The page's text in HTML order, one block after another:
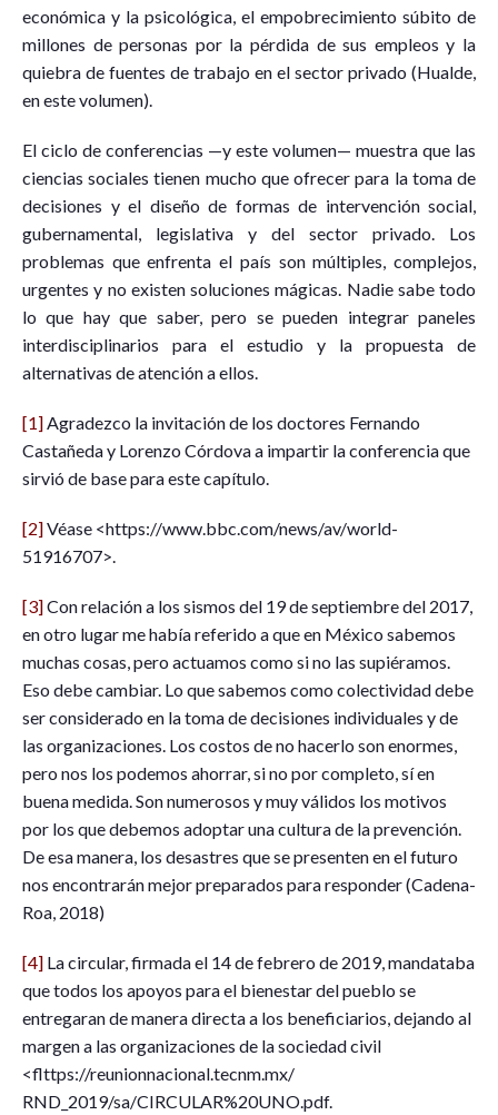
económica y la psicológica, el empobrecimiento súbito de
millones de personas por la pérdida de sus empleos y la
quiebra de fuentes de trabajo en el sector privado (Hualde,
en este volumen).
El ciclo de conferencias —y este volumen— muestra que las
ciencias sociales tienen mucho que ofrecer para la toma de
decisiones y el diseño de formas de intervención social,
gubernamental, legislativa y del sector privado. Los
problemas que enfrenta el país son múltiples, complejos,
urgentes y no existen soluciones mágicas. Nadie sabe todo
lo que hay que saber, pero se pueden integrar paneles
interdisciplinarios para el estudio y la propuesta de
alternativas de atención a ellos.
[1]Agradezco la invitación de los doctores Fernando
Castañeda y Lorenzo Córdova a impartir la conferencia que
sirvió de base para este capítulo.
[2]Véase <https://www.bbc.com/news/av/world-
51916707>.
[3]Con relación a los sismos del 19 de septiembre del 2017,
en otro lugar me había referido a que en México sabemos
muchas cosas, pero actuamos como si no las supiéramos.
Eso debe cambiar. Lo que sabemos como colectividad debe
ser considerado en la toma de decisiones individuales y de
las organizaciones. Los costos de no hacerlo son enormes,
pero nos los podemos ahorrar, si no por completo, sí en
buena medida. Son numerosos y muy válidos los motivos
por los que debemos adoptar una cultura de la prevención.
De esa manera, los desastres que se presenten en el futuro
nos encontrarán mejor preparados para responder (Cadena-
Roa, 2018)
[4] La circular, firmada el 14 de febrero de 2019, mandataba
que todos los apoyos para el bienestar del pueblo se
entregaran de manera directa a los beneficiarios, dejando al
margen a las organizaciones de la sociedad civil
<flttps://reunionnacional.tecnm.mx/
RND_2019/sa/CIRCULAR%20UNO.pdf.